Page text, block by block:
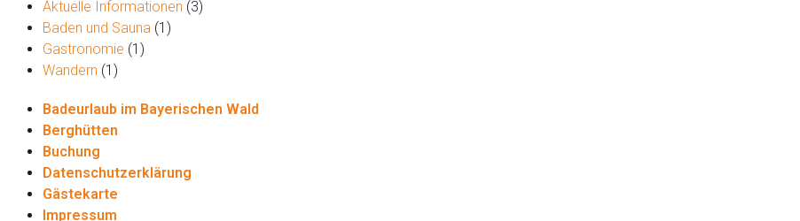
Aktuelle Informationen (3)
Baden und Sauna (1)
Gastronomie (1)
Wandern (1)
Badeurlaub im Bayerischen Wald
Berghütten
Buchung
Datenschutzerklärung
Gästekarte
Impressum